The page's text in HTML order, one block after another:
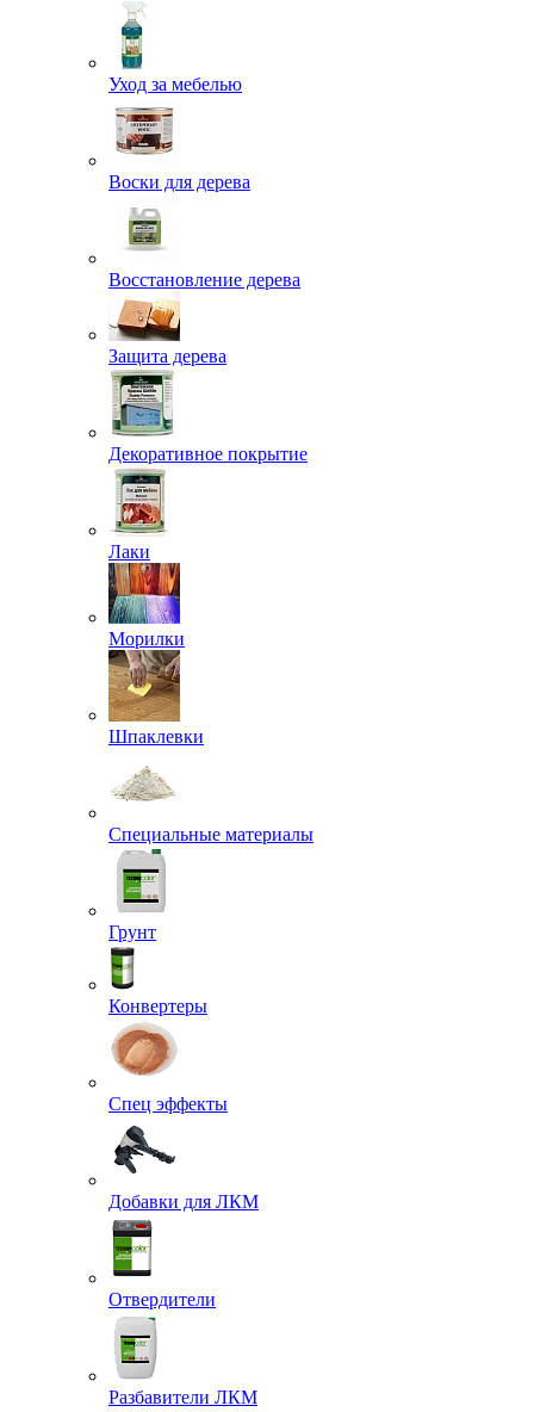
Уход за мебелью
Воски для дерева
Восстановление дерева
Защита дерева
Декоративное покрытие
Лаки
Морилки
Шпаклевки
Специальные материалы
Грунт
Конвертеры
Спец эффекты
Добавки для ЛКМ
Отвердители
Разбавители ЛКМ